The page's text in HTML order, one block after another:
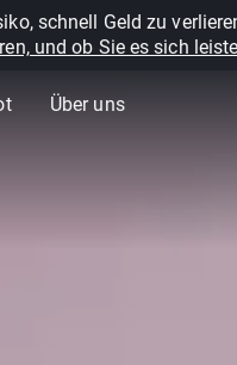
schnell Geld zu
und ob Sie es sich
Über uns